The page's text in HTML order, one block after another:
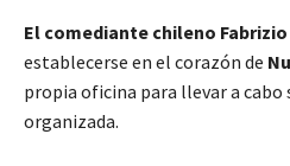
El comediante chileno
establecerse en el corazón de
propia oficina para llevar a cabo
organizada.